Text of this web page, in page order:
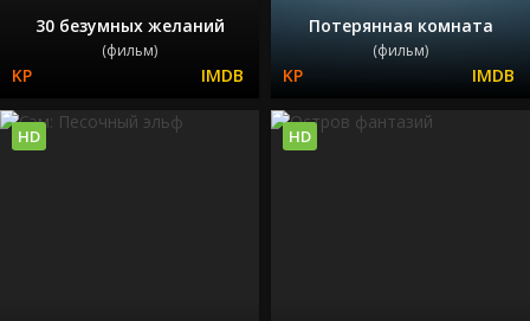
30 безумных желаний
(фильм)
Потерянная комната
(фильм)
HD HD